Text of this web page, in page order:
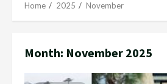
Home 2025 November
Month: November 2025